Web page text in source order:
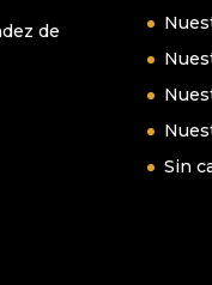
de
Sin